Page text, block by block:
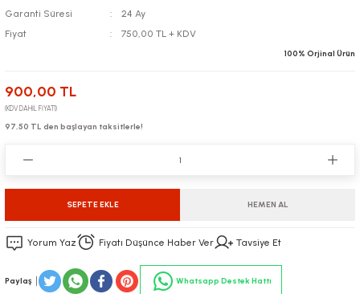
Garanti Süresi
24 Ay
Fiyat
750,00 TL + KDV
100% Orjinal Ürün
900,00 TL
(KDV DAHİL FİYATI)
97,50 TL den başlayan taksitlerle!
SEPETE EKLE HEMEN AL
Yorum Yaz Fiyatı Düşünce Haber Ver Tavsiye Et
Paylaş Whatsapp Destek Hattı